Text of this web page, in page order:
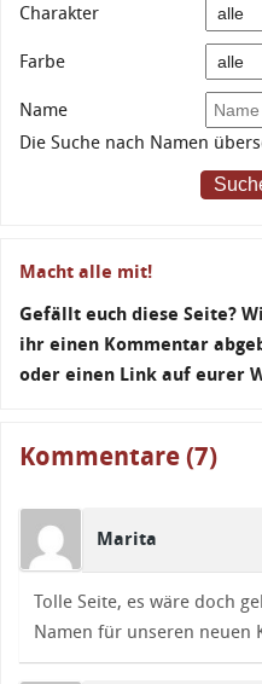
Charakter
Farbe
Name
Die Suche nach Namen
Macht alle mit!
Gefällt euch diese Seite?
ihr einen Kommentar
oder einen Link auf eurer
Kommentare (7)
Marita
Tolle Seite, es wäre doch
Namen für unseren neuen